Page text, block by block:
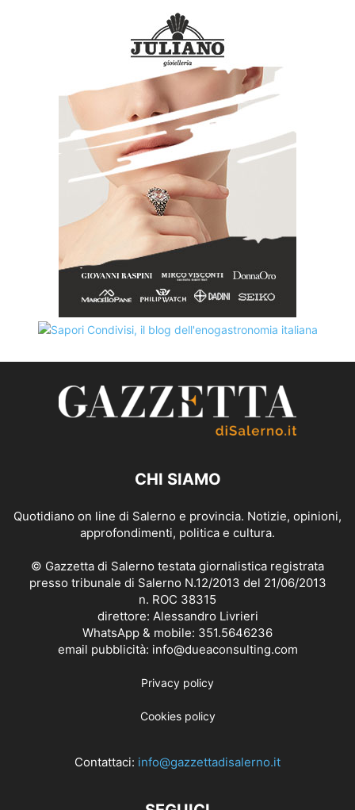
CHI SIAMO
Quotidiano on line di Salerno e provincia. Notizie, opinioni,
approfondimenti, politica e cultura.
© Gazzetta di Salerno testata giornalistica registrata
presso tribunale di Salerno N.12/2013 del 21/06/2013
n. ROC 38315
direttore: Alessandro Livrieri
WhatsApp & mobile: 351.5646236
email pubblicità: info@dueaconsulting.com
Privacy policy
Cookies policy
Contattaci: info@gazzettadisalerno.it